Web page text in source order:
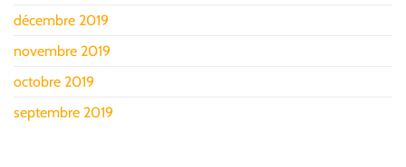
décembre 2019
novembre 2019
octobre 2019
septembre 2019